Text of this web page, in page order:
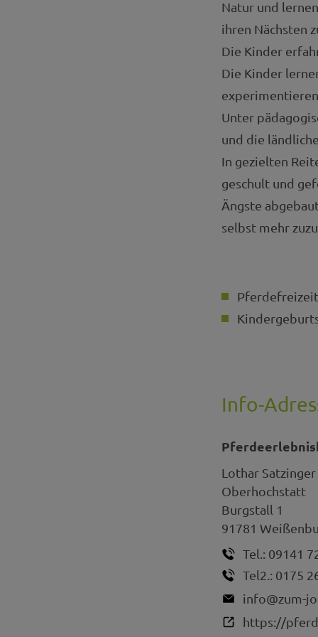
Natur und
ihren Nächsten
Die Kinder
Die Kinder
Unter
und die
In gezielten
geschult und
Ängste
selbst mehr
Info-
Lothar Satzinger
Oberhochstatt
Burgstall 1
91781
Tel.: 09141
Tel2.: 0175
info@zum-
https://